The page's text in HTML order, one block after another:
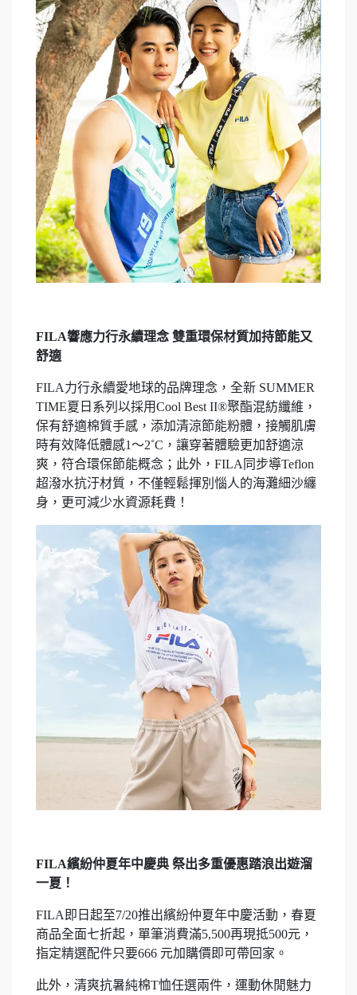
FILA響應力行永續理念 雙重環保材質加持節能又
舒適
FILA力行永續愛地球的品牌理念，全新 SUMMER
TIME夏日系列以採用Cool Best II®聚酯混紡纖維，
保有舒適棉質手感，添加清涼節能粉體，接觸肌膚
時有效降低體感1～2˚C，讓穿著體驗更加舒適涼
爽，符合環保節能概念；此外，FILA同步導Teflon
超潑水抗汙材質，不僅輕鬆揮別惱人的海灘細沙纏
身，更可減少水資源耗費！
FILA繽紛仲夏年中慶典 祭出多重優惠踏浪出遊溜
一夏！
FILA即日起至7/20推出繽紛仲夏年中慶活動，春夏
商品全面七折起，單筆消費滿5,500再現抵500元，
指定精選配件只要666 元加購價即可帶回家。
此外，清爽抗暑純棉T恤任選兩件，運動休閒魅力